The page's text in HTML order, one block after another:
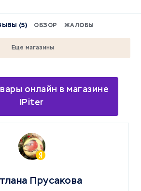
(5) ОБЗОР ЖАЛОБЫ
Еще магазины
онлайн в магазине
IPiter
Прусакова